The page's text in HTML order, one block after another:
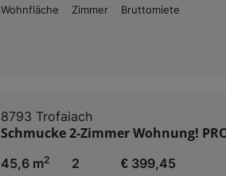
Wohnfläche
Zimmer Bruttomiete
8793 Trofaiach
Schmucke 2-Zimmer Wohnung!
45,6 m2
2 € 399,45